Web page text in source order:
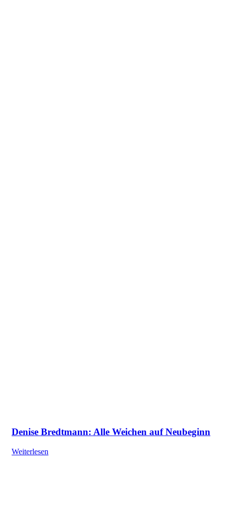
Denise Bredtmann: Alle Weichen auf Neubeginn
Weiterlesen